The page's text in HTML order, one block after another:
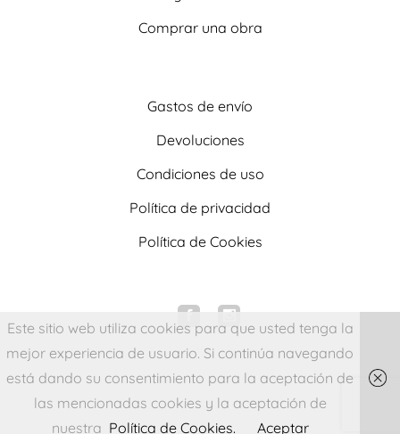
Comprar una obra
Gastos de envío
Devoluciones
Condiciones de uso
Política de privacidad
Política de Cookies
Este sitio web utiliza cookies para que usted tenga la
mejor experiencia de usuario. Si continúa navegando
está dando su consentimiento para la aceptación de
las mencionadas cookies y la aceptación de
nuestra Política de Cookies. Aceptar